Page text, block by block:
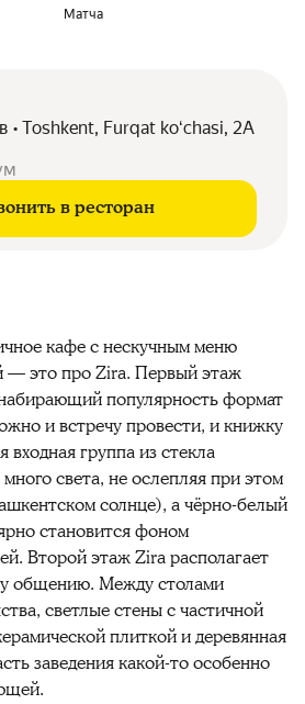
Матча
Toshkent, Furqat koʻchasi, 2A
в ресторан
кафе с нескучным меню
— это про Zira. Первый этаж
популярность формат
и встречу провести, и книжку
входная группа из стекла
много света, не ослепляя при этом
солнце), а чёрно-белый
становится фоном
Второй этаж Zira располагает
общению. Между столами
светлые стены с частичной
плиткой и деревянная
заведения какой-то особенно